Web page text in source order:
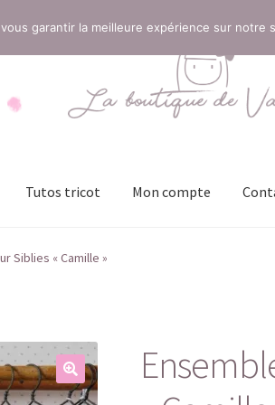
Tutos tricot Mon compte
Mentions légales
Siblies « Camille »
garantir la meilleure expérience sur notre